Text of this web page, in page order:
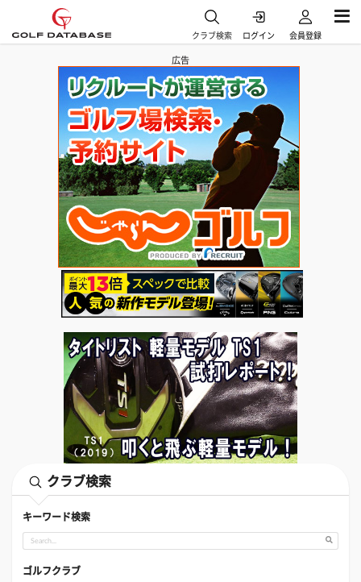
クラブ検索 ログイン 会員登録
広告
クラブ検索
キーワード検索
ゴルフクラブ